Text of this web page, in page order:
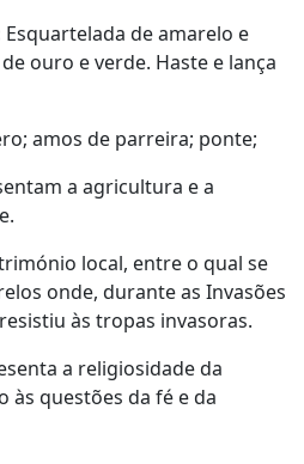
Esquartelada de amarelo e
ouro e verde. Haste e lança
amos de parreira; ponte;
a agricultura e a
local, entre o qual se
onde, durante as Invasões
às tropas invasoras.
a religiosidade da
às questões da fé e da